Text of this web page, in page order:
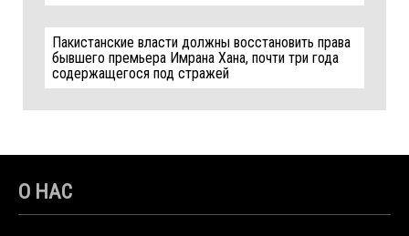
Пакистанские власти должны восстановить права
бывшего премьера Имрана Хана, почти три года
содержащегося под стражей
О НАС